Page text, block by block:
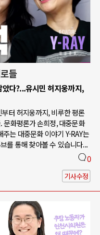
들
다?...유시민 허지웅까지,
터 허지웅까지, 비루한 평론
문화평론가 손희정, 대중문화
는 대중문화 이야기 Y-RAY는
를 통해 찾아볼 수 있습니다...
0
기사수정